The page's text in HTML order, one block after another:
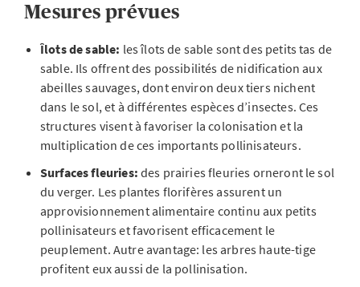
Mesures prévues
Îlots de sable: les îlots de sable sont des petits tas de
sable. Ils offrent des possibilités de nidification aux
abeilles sauvages, dont environ deux tiers nichent
dans le sol, et à différentes espèces d’insectes. Ces
structures visent à favoriser la colonisation et la
multiplication de ces importants pollinisateurs.
Surfaces fleuries:des prairies fleuries orneront le sol
du verger. Les plantes florifères assurent un
approvisionnement alimentaire continu aux petits
pollinisateurs et favorisent efficacement le
peuplement. Autre avantage: les arbres haute-tige
profitent eux aussi de la pollinisation.